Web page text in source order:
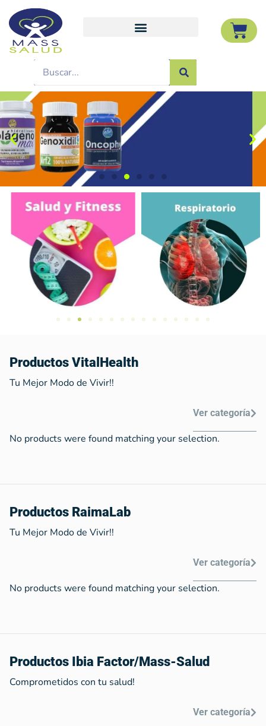
REFUERZA 5 SISTEMAS
VITALES
AntiOxidante | Desintoxicante |
Generación Células Madre |
Inmunológico | AntiEdad
Saber Más
Productos VitalHealth
Tu Mejor Modo de Vivir!!
Ver categoría
No products were found matching your selection.
Productos RaimaLab
Tu Mejor Modo de Vivir!!
Ver categoría
No products were found matching your selection.
Productos Ibia Factor/Mass-Salud
Comprometidos con tu salud!
Ver categoría